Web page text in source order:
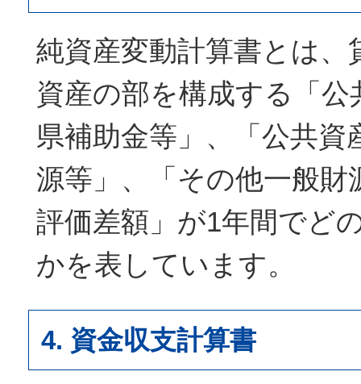
純資産変動計算書とは、
資産の部を構成する「公
県補助金等」、「公共資
源等」、「その他一般財
評価差額」が1年間でど
かを表しています。
4. 資金収支計算書